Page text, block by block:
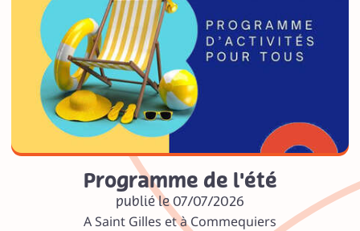
Programme de l'été
publié le 07/07/2026
A Saint Gilles et à Commequiers